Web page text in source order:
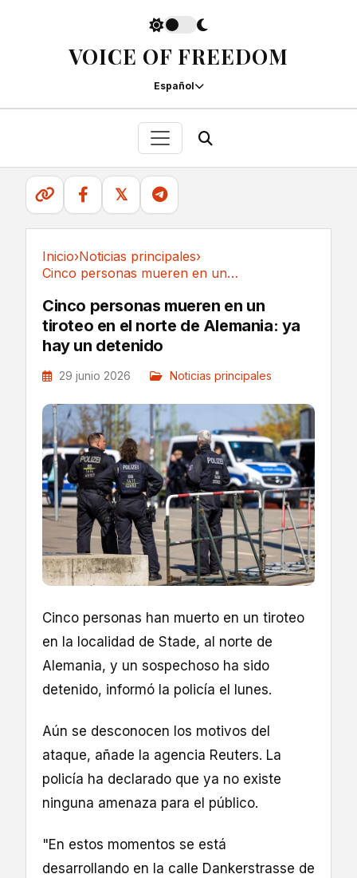
VOICE OF FREEDOM
Español
𝕏
Inicio›Noticias principales›
Cinco personas mueren en un tiroteo en el...
Cinco personas mueren en un
tiroteo en el norte de Alemania: ya
hay un detenido
29 junio 2026 Noticias principales
Cinco personas han muerto en un tiroteo
en la localidad de Stade, al norte de
Alemania, y un sospechoso ha sido
detenido, informó la policía el lunes.
Aún se desconocen los motivos del
ataque, añade la agencia Reuters. La
policía ha declarado que ya no existe
ninguna amenaza para el público.
"En estos momentos se está
desarrollando en la calle Dankerstrasse de